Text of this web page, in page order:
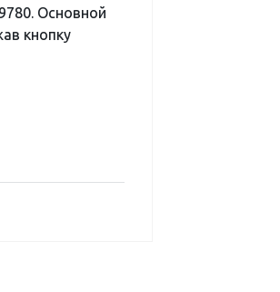
Основной
кнопку